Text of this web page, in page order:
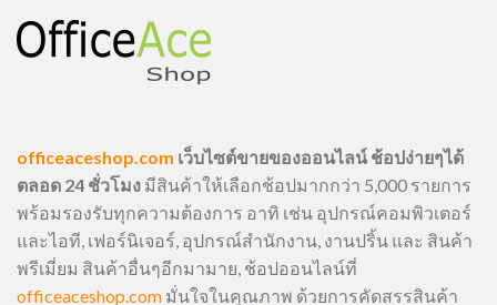
officeaceshop.com เว็บไซต์ขายของออนไลน์ ช้อปง่ายๆได้
ตลอด 24 ชั่วโมง มีสินค้าให้เลือกช้อปมากกว่า 5,000 รายการ
พร้อมรองรับทุกความต้องการ อาทิ เช่น อุปกรณ์คอมพิวเตอร์
และไอที, เฟอร์นิเจอร์, อุปกรณ์สำนักงาน, งานปริ้น และ สินค้า
พรีเมี่ยม สินค้าอื่นๆอีกมามาย, ช้อปออนไลน์ที่
officeaceshop.com มั่นใจในคุณภาพ ด้วยการคัดสรรสินค้า